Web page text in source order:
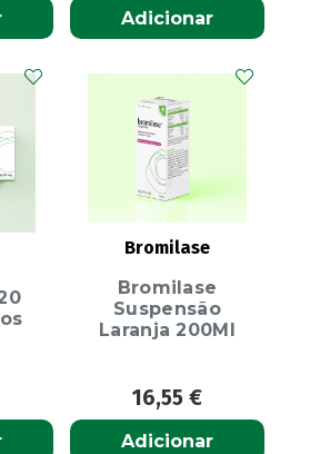
Adicionar
Bromilase
Bromilase
Suspensão
Laranja 200Ml
16,55 €
Adicionar